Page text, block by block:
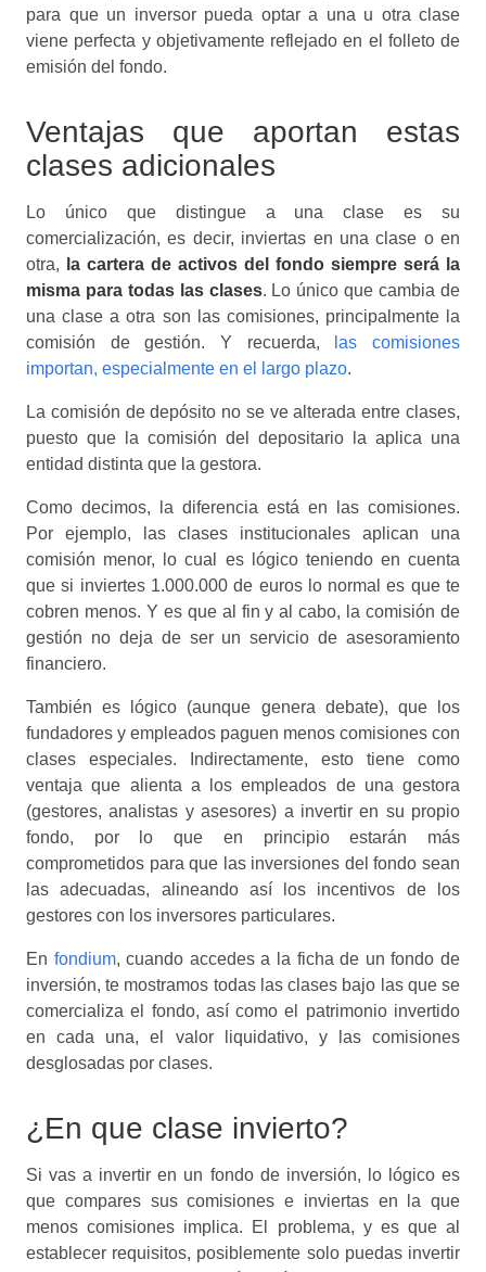
para que un inversor pueda optar a una u otra clase
viene perfecta y objetivamente reflejado en el folleto de
emisión del fondo.
Ventajas que aportan estas
clases adicionales
Lo único que distingue a una clase es su
comercialización, es decir, inviertas en una clase o en
otra,
la cartera de activos del fondo siempre será la
misma para todas las clases. Lo único que cambia de
una clase a otra son las comisiones, principalmente la
comisión de gestión. Y recuerda,
las comisiones
importan, especialmente en el largo plazo.
La comisión de depósito no se ve alterada entre clases,
puesto que la comisión del depositario la aplica una
entidad distinta que la gestora.
Como decimos, la diferencia está en las comisiones.
Por ejemplo, las clases institucionales aplican una
comisión menor, lo cual es lógico teniendo en cuenta
que si inviertes 1.000.000 de euros lo normal es que te
cobren menos. Y es que al fin y al cabo, la comisión de
gestión no deja de ser un servicio de asesoramiento
financiero.
También es lógico (aunque genera debate), que los
fundadores y empleados paguen menos comisiones con
clases especiales. Indirectamente, esto tiene como
ventaja que alienta a los empleados de una gestora
(gestores, analistas y asesores) a invertir en su propio
fondo, por lo que en principio estarán más
comprometidos para que las inversiones del fondo sean
las adecuadas, alineando así los incentivos de los
gestores con los inversores particulares.
En fondium, cuando accedes a la ficha de un fondo de
inversión, te mostramos todas las clases bajo las que se
comercializa el fondo, así como el patrimonio invertido
en cada una, el valor liquidativo, y las comisiones
desglosadas por clases.
¿En que clase invierto?
Si vas a invertir en un fondo de inversión, lo lógico es
que compares sus comisiones e inviertas en la que
menos comisiones implica. El problema, y es que al
establecer requisitos, posiblemente solo puedas invertir